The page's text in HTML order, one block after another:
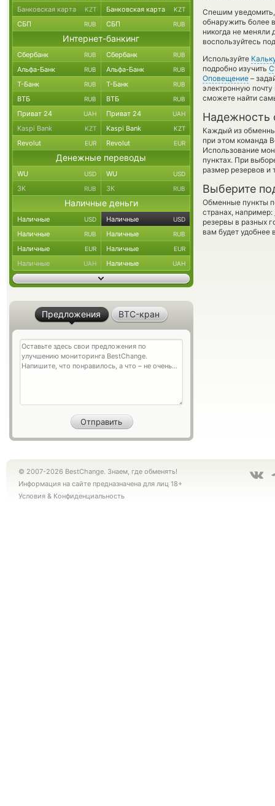
Спешим
обнаружить более
никогда не меняли
воспользуйтесь
Используйте
подробно изучить
Оповещение –
электронную
сможете найти
Надежность
Каждый из
при этом команда
Использование
пунктах. При
размер резервов и
Выберите
Обменные пункты
странах, например:
резервы в разных
вам будет удобнее
Банковская карта KZT Банковская карта KZT
СБП RUB СБП RUB
Интернет-банкинг
Сбербанк RUB Сбербанк RUB
Альфа-Банк RUB Альфа-Банк RUB
Т-Банк RUB Т-Банк RUB
ВТБ RUB ВТБ RUB
Приват 24 UAH Приват 24 UAH
Kaspi Bank KZT Kaspi Bank KZT
Revolut EUR Revolut EUR
Денежные переводы
WU USD WU USD
ЗК RUB ЗК RUB
Наличные деньги
Наличные USD Наличные USD
Наличные RUB Наличные RUB
Наличные EUR Наличные EUR
Наличные UAH Наличные UAH
Предложения BTC-кран
© 2007-2026 BestChange. Знаем, где обменять!
Информация на сайте предназначена для лиц 18+
Условия & Конфиденциальность